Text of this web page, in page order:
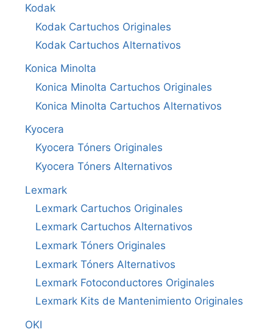
Kodak
Kodak Cartuchos Originales
Kodak Cartuchos Alternativos
Konica Minolta
Konica Minolta Cartuchos Originales
Konica Minolta Cartuchos Alternativos
Kyocera
Kyocera Tóners Originales
Kyocera Tóners Alternativos
Lexmark
Lexmark Cartuchos Originales
Lexmark Cartuchos Alternativos
Lexmark Tóners Originales
Lexmark Tóners Alternativos
Lexmark Fotoconductores Originales
Lexmark Kits de Mantenimiento Originales
OKI